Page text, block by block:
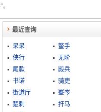
最近查询
呆呆
螫手
侠行
无阶
尾款
殿兵
书诺
骑吏
街道厅
峯岑
楚剌
扞马